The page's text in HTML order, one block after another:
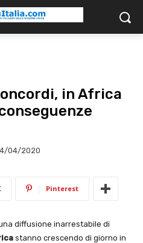
in Africa
04/2020
Pinterest
una diffusione inarrestabile di
stanno crescendo di giorno in